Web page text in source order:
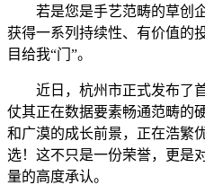
若是您是手艺范畴的草创企
获得一系列持续性、有价值的
目给我“门”。
近日，杭州市正式发布了首
仗其正在数据要素畅通范畴的
和广漠的成长前景，正在浩繁
选！这不只是一份荣誉，更是
量的高度承认。